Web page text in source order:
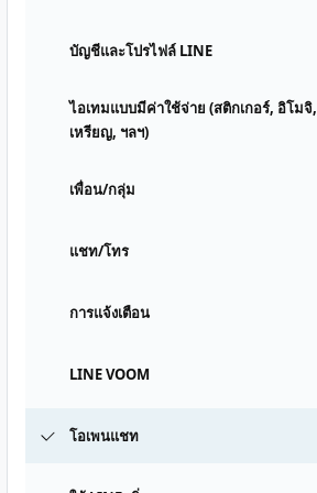
บัญชีและโปรไฟล์ LINE
ไอเทมแบบมีค่าใช้จ่าย (สติกเกอร์, อิโมจิ,
เหรียญ, ฯลฯ)
เพื่อน/กลุ่ม
แชท/โทร
การแจ้งเตือน
LINE VOOM
โอเพนแชท